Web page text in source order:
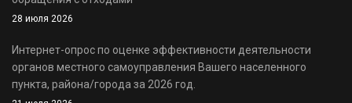
28 июля 2026
Интернет-опрос по оценке эффективности деятельности
органов местного самоуправления Вашего населенного
пункта, района/города за 2026 год.